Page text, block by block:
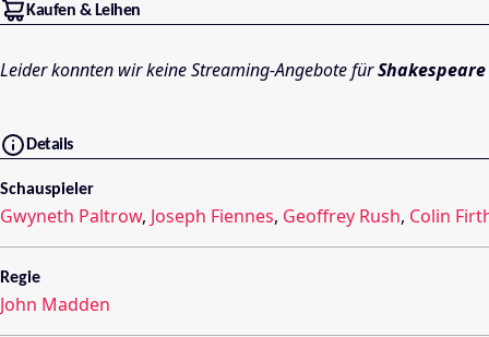
Kaufen & Leihen
Leider konnten wir keine Streaming-Angebote für
Details
Schauspieler
Gwyneth Paltrow, Joseph Fiennes, Geoffrey Rush, Colin
Regie
John Madden